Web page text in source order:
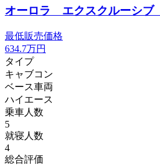
オーロラ エクスクルーシブ
最低販売価格
634.7万円
タイプ
キャブコン
ベース車両
ハイエース
乗車人数
5
就寝人数
4
総合評価